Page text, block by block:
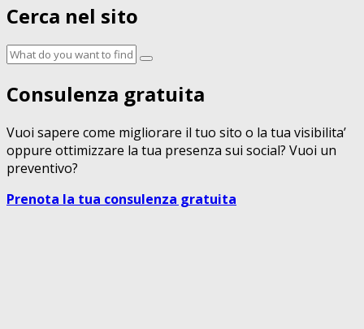
Cerca nel sito
Consulenza gratuita
Vuoi sapere come migliorare il tuo sito o la tua visibilita’
oppure ottimizzare la tua presenza sui social? Vuoi un
preventivo?
Prenota la tua consulenza gratuita